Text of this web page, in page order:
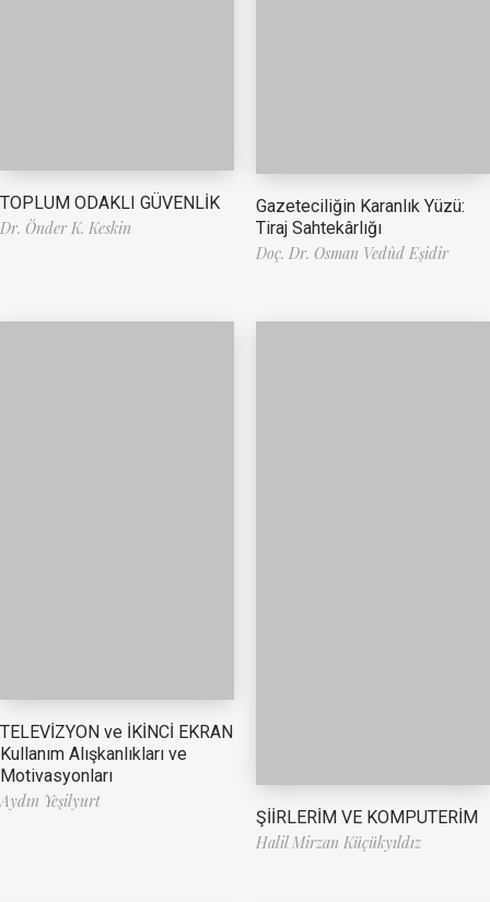
TOPLUM ODAKLI GÜVENLİK
Dr. Önder K. Keskin
Gazeteciliğin Karanlık Yüzü:
Tiraj Sahtekârlığı
Doç. Dr. Osman Vedûd Eşidir
TELEVİZYON ve İKİNCİ EKRAN
Kullanım Alışkanlıkları ve
Motivasyonları
Aydın Yeşilyurt
ŞİİRLERİM VE KOMPUTERİM
Halil Mirzan Küçükyıldız